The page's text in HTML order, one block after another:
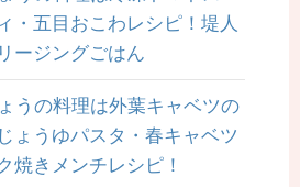
・五目おこわレシピ！堤人
ージングごはん
うの料理は外葉キャベツの
ょうゆパスタ・春キャベツ
焼きメンチレシピ！